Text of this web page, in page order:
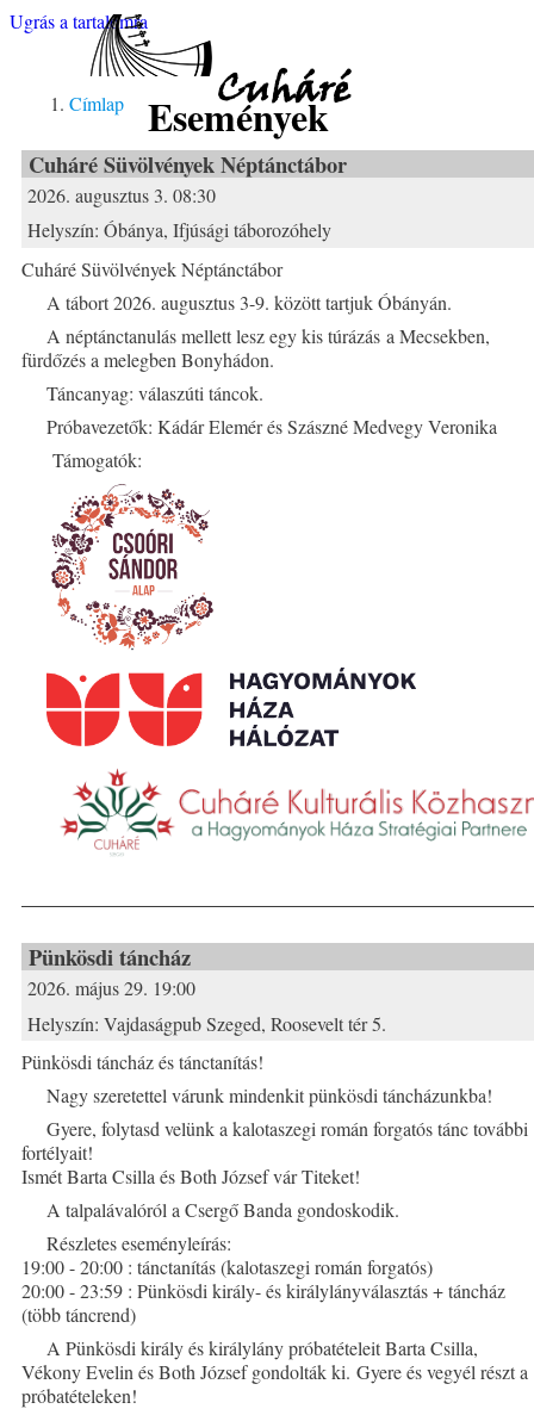
Ugrás a tartalomra
Cuháré
Címlap Események
Cuháré Süvölvények Néptánctábor
2026. augusztus 3. 08:30
Helyszín: Óbánya, Ifjúsági táborozóhely
Cuháré Süvölvények Néptánctábor
A tábort 2026. augusztus 3-9. között tartjuk Óbányán.
A néptánctanulás mellett lesz egy kis túrázás a Mecsekben,
fürdőzés a melegben Bonyhádon.
Táncanyag: válaszúti táncok.
Próbavezetők: Kádár Elemér és Szászné Medvegy Veronika
Támogatók:
Pünkösdi táncház
2026. május 29. 19:00
Helyszín: Vajdaságpub Szeged, Roosevelt tér 5.
Pünkösdi táncház és tánctanítás!
Nagy szeretettel várunk mindenkit pünkösdi táncházunkba!
Gyere, folytasd velünk a kalotaszegi román forgatós tánc további
fortélyait!
Ismét Barta Csilla és Both József vár Titeket!
A talpalávalóról a Csergő Banda gondoskodik.
Részletes eseményleírás:
19:00 - 20:00 : tánctanítás (kalotaszegi román forgatós)
20:00 - 23:59 : Pünkösdi király- és királylányválasztás + táncház
(több táncrend)
A Pünkösdi király és királylány próbatételeit Barta Csilla,
Vékony Evelin és Both József gondolták ki. Gyere és vegyél részt a
próbatételeken!